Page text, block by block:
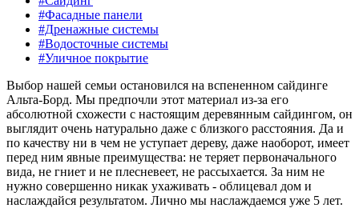
#Фасадные панели
#Дренажные системы
#Водосточные системы
#Уличное покрытие
Выбор нашей семьи остановился на вспененном сайдинге
Альта-Борд. Мы предпочли этот материал из-за его
абсолютной схожести с настоящим деревянным сайдингом, он
выглядит очень натурально даже с близкого расстояния. Да и
по качеству ни в чем не уступает дереву, даже наоборот, имеет
перед ним явные преимущества: не теряет первоначального
вида, не гниет и не плесневеет, не рассыхается. За ним не
нужно совершенно никак ухаживать - облицевал дом и
наслаждайся результатом. Лично мы наслаждаемся уже 5 лет.